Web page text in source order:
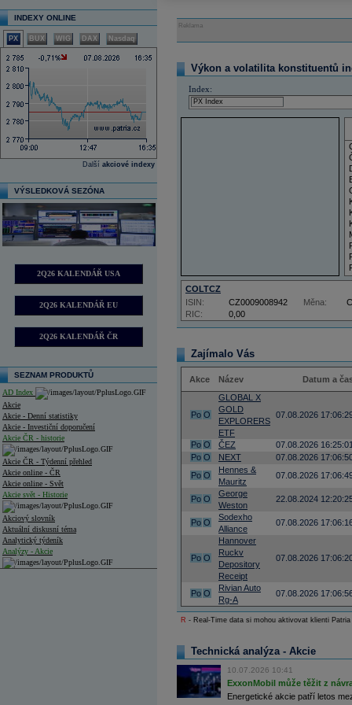
INDEXY ONLINE
PX BUX WIG DAX Nasdaq
Další akciové indexy
VÝSLEDKOVÁ SEZÓNA
2Q26 KALENDÁŘ USA
2Q26 KALENDÁŘ EU
2Q26 KALENDÁŘ ČR
SEZNAM PRODUKTŮ
AD Index
Akcie
Akcie - Denní statistiky
Akcie - Investiční doporučení
Akcie ČR - historie
Akcie ČR - Týdenní přehled
Akcie online - ČR
Akcie online - Svět
Akcie svět - Historie
Akciový slovník
Aktuální diskusní téma
Analytický týdeník
Analýzy - Akcie
Reklama
Výkon a volatilita konstituentů
Index:
COLTCZ
RIC: 0,00
ISIN: CZ0009008942 Měna:
Zajímalo Vás
Akce Název Datum a
Po O
GLOBAL X
GOLD
EXPLORERS
ETF
07.08.2026
Po O ČEZ
07.08.2026
Po O NEXT
07.08.2026
Po O
Hennes &
Mauritz
07.08.2026
Po O
George
Weston
22.08.2024
Po O
Sodexho
Alliance
07.08.2026
Po O
Hannover
Ruckv
Depository
Receipt
07.08.2026
Po O
Rivian Auto
Rg-A
07.08.2026
R - Real-Time data si mohou aktivovat klienti
Technická analýza - Akcie
10.07.2026 10:41
ExxonMobil může těžit z
Energetické akcie patří letos